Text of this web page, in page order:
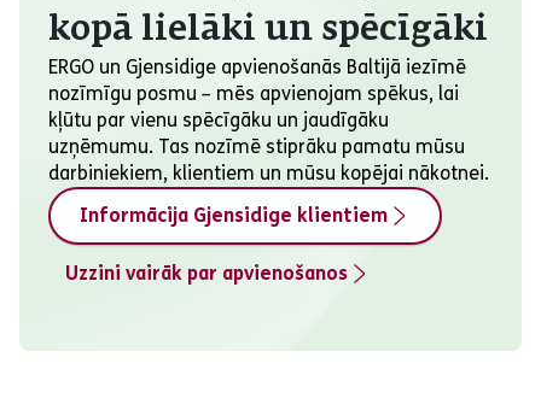
kopā lielāki un spēcīgāki
ERGO un Gjensidige apvienošanās Baltijā iezīmē
nozīmīgu posmu – mēs apvienojam spēkus, lai
kļūtu par vienu spēcīgāku un jaudīgāku
uzņēmumu. Tas nozīmē stiprāku pamatu mūsu
darbiniekiem, klientiem un mūsu kopējai nākotnei.
Informācija Gjensidige klientiem
Uzzini vairāk par apvienošanos